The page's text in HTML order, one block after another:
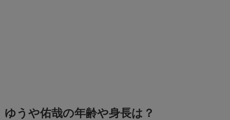
ゆうや佑哉の年齢や身長は？